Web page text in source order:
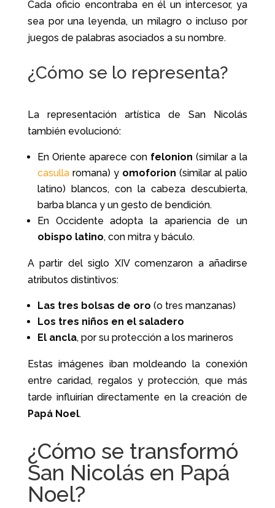
Cada oficio encontraba en él un intercesor, ya
sea por una leyenda, un milagro o incluso por
juegos de palabras asociados a su nombre.
¿Cómo se lo representa?
La representación artística de San Nicolás
también evolucionó:
En Oriente aparece con felonion(similar a la
casullaromana) y omoforion (similar al palio
latino) blancos, con la cabeza descubierta,
barba blanca y un gesto de bendición.
En Occidente adopta la apariencia de un
obispo latino, con mitra y báculo.
A partir del siglo XIV comenzaron a añadirse
atributos distintivos:
Las tres bolsas de oro (o tres manzanas)
Los tres niños en el saladero
El ancla, por su protección a los marineros
Estas imágenes iban moldeando la conexión
entre caridad, regalos y protección, que más
tarde influirían directamente en la creación de
Papá Noel.
¿Cómo se transformó
San Nicolás en Papá
Noel?